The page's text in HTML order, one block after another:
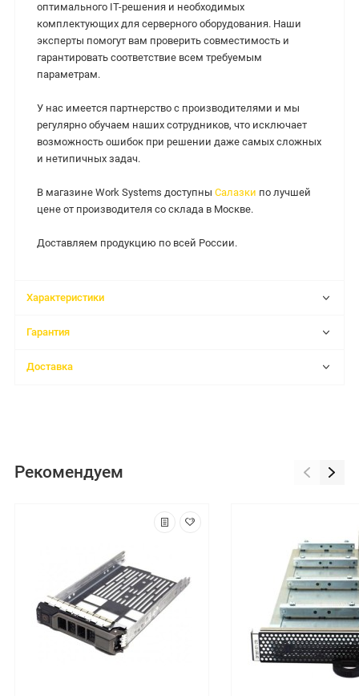
оптимального IT-решения и необходимых
комплектующих для серверного оборудования. Наши
эксперты помогут вам проверить совместимость и
гарантировать соответствие всем требуемым
параметрам.
У нас имеется партнерство с производителями и мы
регулярно обучаем наших сотрудников, что исключает
возможность ошибок при решении даже самых сложных
и нетипичных задач.
В магазине Work Systems доступны Салазки по лучшей
цене от производителя со склада в Москве.
Доставляем продукцию по всей России.
Характеристики
Гарантия
Доставка
Рекомендуем